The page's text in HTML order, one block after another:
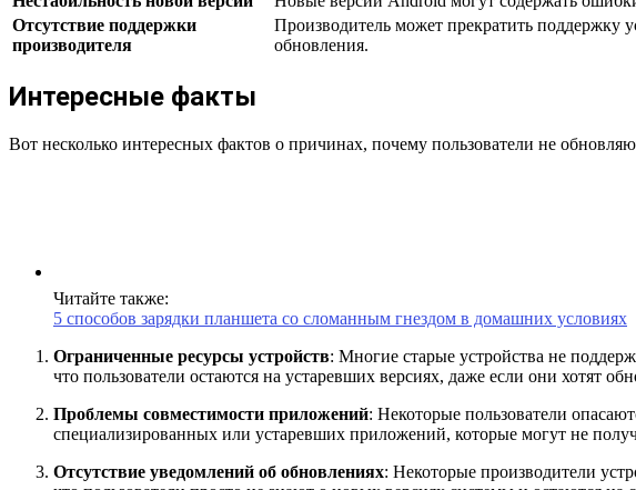
Отсутствие поддержки
производителя
Производитель может прекратить поддержку
обновления.
Интересные факты
Вот несколько интересных фактов о причинах, почему пользователи не
Читайте также:
5 способов зарядки планшета со сломанным гнездом в домашних условиях
Ограниченные ресурсы устройств: Многие старые устройства не
что пользователи остаются на устаревших версиях, даже если они хотят
Проблемы совместимости приложений: Некоторые пользователи
специализированных или устаревших приложений, которые могут не
Отсутствие уведомлений об обновлениях: Некоторые производители